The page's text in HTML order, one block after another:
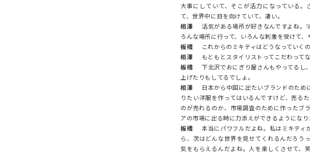
大事にしていて、そこが活力になっている
て、世界中に目を向けていて、凄い。
相澤
活気がある場所が好きなんですよね。
ろんな場所に行って、いろんな刺激を受けて
板橋
これからのミキティはどうなっていく
相澤
もともとスタイリストってこだわってな
板橋
下北沢でおにぎり屋さんもやってるし
上げたりもしてるでしょ。
相澤
日本から中国に出たいブランドのため
りたい洋服を作ってはいるんですけど、売る
のが売れるのか、市場調査のために作ったブ
アの市場に出る時に力添えができるようになり
板橋
本当にパワフルだよね。私はミキティ
ら、次はどんな世界を見せてくれるんだろう
気をもらえるんだよね。人を楽しくさせて、